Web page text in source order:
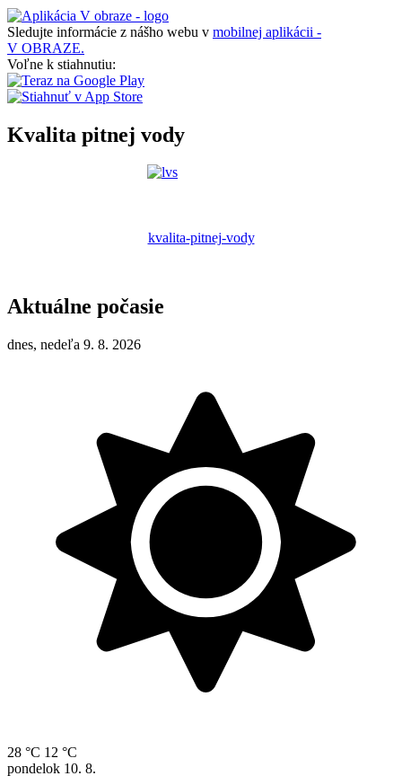
Sledujte informácie z nášho webu v mobilnej aplikácii -
V OBRAZE.
Voľne k stiahnutiu:
Kvalita pitnej vody
kvalita-pitnej-vody
Aktuálne počasie
dnes, nedeľa 9. 8. 2026
28 °C 12 °C
pondelok 10. 8.